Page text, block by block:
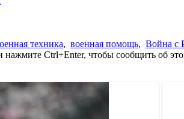
техника, военная помощь, Война с
Ctrl+Enter, чтобы сообщить об